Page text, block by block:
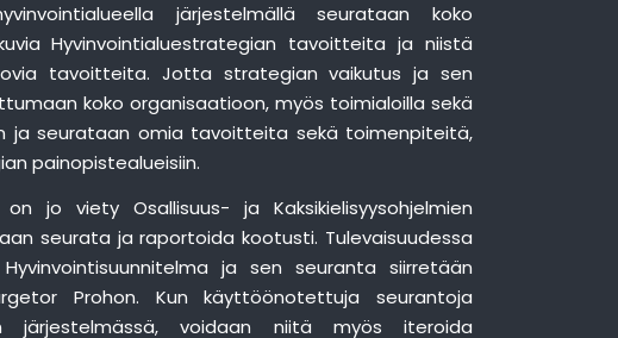
järjestelmällä seurataan koko
Hyvinvointialuestrategian tavoitteita ja niistä
tavoitteita. Jotta strategian vaikutus ja sen
koko organisaatioon, myös toimialoilla sekä
ja seurataan omia tavoitteita sekä toimenpiteitä,
painopistealueisiin.
jo viety Osallisuus- ja Kaksikielisyysohjelmien
seurata ja raportoida kootusti. Tulevaisuudessa
ja sen seuranta siirretään
Prohon. Kun käyttöönotettuja seurantoja
järjestelmässä, voidaan niitä myös iteroida